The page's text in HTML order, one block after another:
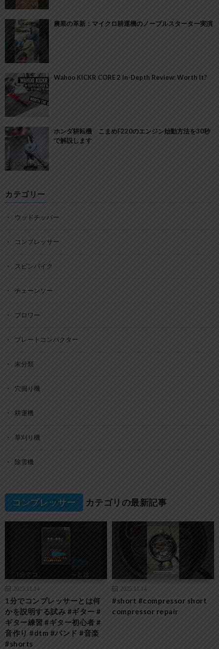
農業の革新：マイクロ耕運機のノープルスターター実演
Wahoo KICKR CORE 2 In-Depth Review: Worth It?
ホンダ耕耘機 こまめF220のエンジン始動方法を30秒
で解説します
カテゴリー
ウッドチッパー
コンプレッサー
スピンバイク
チェーンソー
ブロワー
プレートコンパクター
未分類
穴掘り機
耕運機
草刈り機
除雪機
コンプレッサー カテゴリの最新記事
2025.11.14
1分でコンプレッサーとは何
かを説明する試み #ギター #
ギター練習 #ギター初心者 #
音作り #dtm #バンド #音楽
#shorts
2025.11.14
#short #compressor short
compressor repair